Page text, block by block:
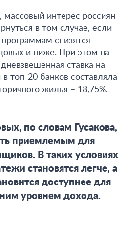
массовый интерес россиян
в том случае, если
снизятся
и ниже. При этом на
ставка на
в топ-20 банков составляла
жилья – 18,75%.
по словам Гусакова,
приемлемым для
В таких условиях
становятся легче, а
доступнее для
уровнем дохода.